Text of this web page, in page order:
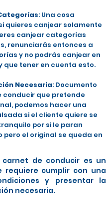
: Una cosa
quieres canjear solamente
canjear categorías
renunciarás entonces a
y no podrás canjear en
que tener en cuenta esto.
Necesaria: Documento
conducir que pretende
podemos hacer una
si el cliente quiere se
por si le paran
pero el original se queda en
carnet de conducir es un
requiere cumplir con una
y presentar la
necesaria.